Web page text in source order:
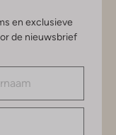
en exclusieve
de nieuwsbrief